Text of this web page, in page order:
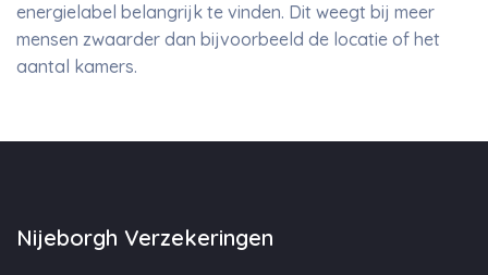
energielabel belangrijk te vinden. Dit weegt bij meer
mensen zwaarder dan bijvoorbeeld de locatie of het
aantal kamers.
Nijeborgh Verzekeringen